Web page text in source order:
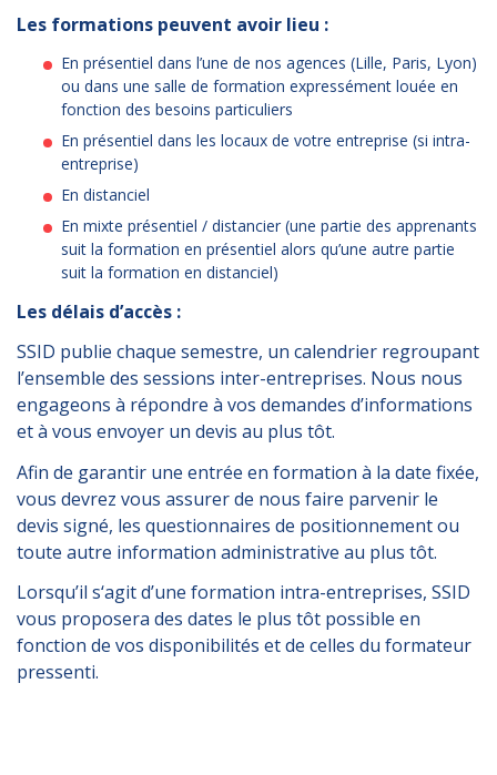
Les formations peuvent avoir lieu :
En présentiel dans l’une de nos agences (Lille, Paris, Lyon)
ou dans une salle de formation expressément louée en
fonction des besoins particuliers
En présentiel dans les locaux de votre entreprise (si intra-
entreprise)
En distanciel
En mixte présentiel / distancier (une partie des apprenants
suit la formation en présentiel alors qu’une autre partie
suit la formation en distanciel)
Les délais d’accès :
SSID publie chaque semestre, un calendrier regroupant
l’ensemble des sessions inter-entreprises. Nous nous
engageons à répondre à vos demandes d’informations
et à vous envoyer un devis au plus tôt.
Afin de garantir une entrée en formation à la date fixée,
vous devrez vous assurer de nous faire parvenir le
devis signé, les questionnaires de positionnement ou
toute autre information administrative au plus tôt.
Lorsqu’il s‘agit d’une formation intra-entreprises, SSID
vous proposera des dates le plus tôt possible en
fonction de vos disponibilités et de celles du formateur
pressenti.